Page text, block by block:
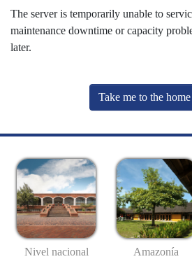
The server is temporarily unable to
maintenance downtime or capacity
later.
Take me to the
Nivel nacional Amazonía